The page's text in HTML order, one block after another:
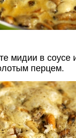
мидии в соусе
перцем.